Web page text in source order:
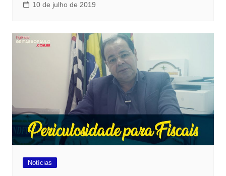
10 de julho de 2019
Notícias